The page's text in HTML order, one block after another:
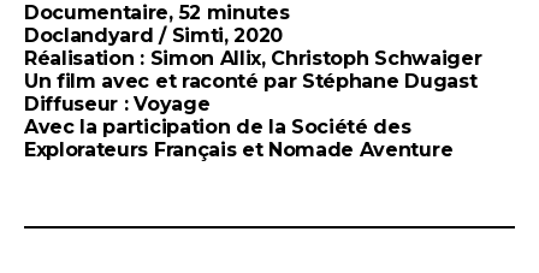
Documentaire, 52 minutes
Doclandyard / Simti, 2020
Réalisation : Simon Allix, Christoph Schwaiger
Un film avec et raconté par Stéphane Dugast
Diffuseur : Voyage
Avec la participation de la Société des
Explorateurs Français et Nomade Aventure